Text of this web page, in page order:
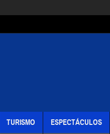
TURISMO ESPECTÁCULOS